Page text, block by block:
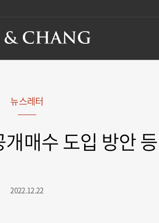
뉴스레터
매수 도입 방안
2022.12.22